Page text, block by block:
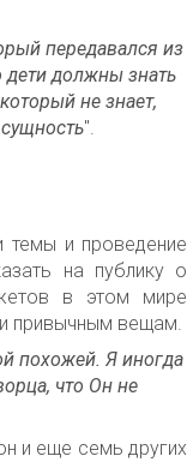
передавался из
дети должны знать
не знает,
".
темы и проведение
на публику о
в этом мире
привычным вещам.
похожей. Я иногда
что Он не
и еще семь других